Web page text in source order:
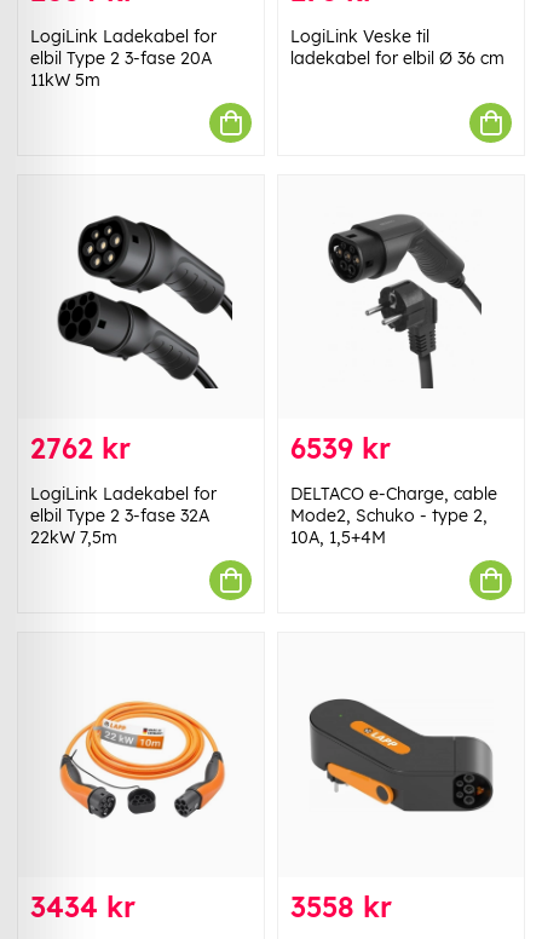
LogiLink Ladekabel for
elbil Type 2 3-fase 20A
11kW 5m
LogiLink Veske til
ladekabel for elbil Ø 36 cm
2762 kr
LogiLink Ladekabel for
elbil Type 2 3-fase 32A
22kW 7,5m
6539 kr
DELTACO e-Charge, cable
Mode2, Schuko - type 2,
10A, 1,5+4M
3434 kr 3558 kr